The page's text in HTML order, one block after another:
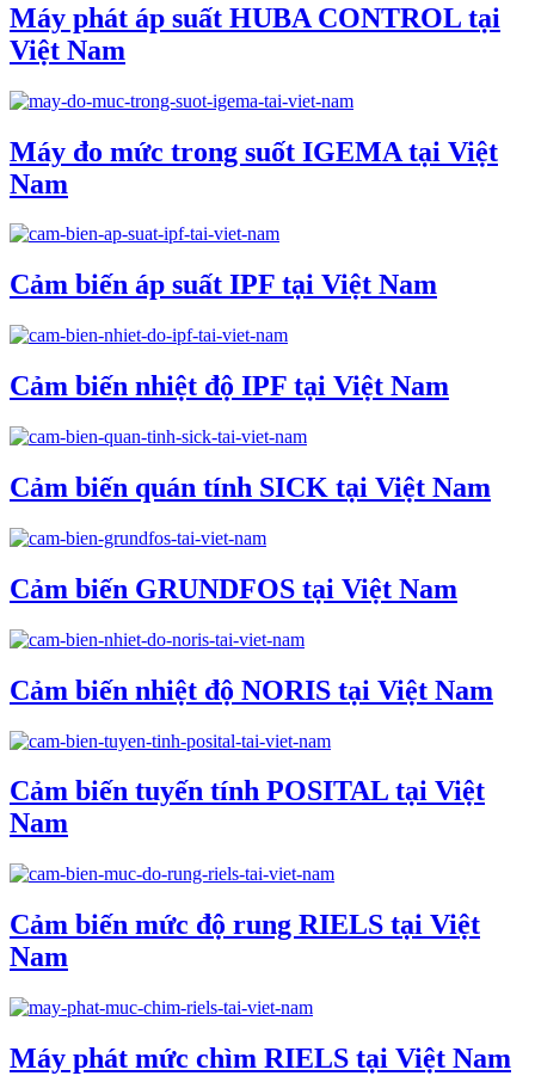
Máy phát áp suất HUBA CONTROL tại
Việt Nam
Máy đo mức trong suốt IGEMA tại Việt
Nam
Cảm biến áp suất IPF tại Việt Nam
Cảm biến nhiệt độ IPF tại Việt Nam
Cảm biến quán tính SICK tại Việt Nam
Cảm biến GRUNDFOS tại Việt Nam
Cảm biến nhiệt độ NORIS tại Việt Nam
Cảm biến tuyến tính POSITAL tại Việt
Nam
Cảm biến mức độ rung RIELS tại Việt
Nam
Máy phát mức chìm RIELS tại Việt Nam